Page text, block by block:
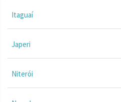
Itaguaí
Japeri
Niterói